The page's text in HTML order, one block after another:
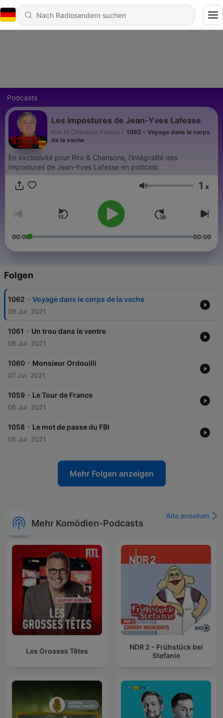
Podcasts
Les impostures de Jean-Yves Lafesse
Rire et Chansons France
1062 - Voyage dans le corps
de la vache
En exclusivité pour Rire & Chansons, l'intégralité des
Impostures de Jean-Yves Lafesse en podcast.
Lautstärke 1 x
00:00 00:00
Folgen
1062 - Voyage dans le corps de la vache
09 Jul. 2021
1061 - Un trou dans le ventre
08 Jul. 2021
1060 - Monsieur Ordouilli
07 Jul. 2021
1059 - Le Tour de France
06 Jul. 2021
1058 - Le mot de passe du FBI
05 Jul. 2021
Mehr Folgen anzeigen
Mehr Komödien-Podcasts
Alle ansehen
Les Grosses Têtes
NDR 2 - Frühstück bei
Stefanie